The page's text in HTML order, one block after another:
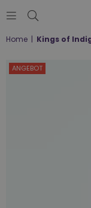
Home | Kings of
ANGEBOT